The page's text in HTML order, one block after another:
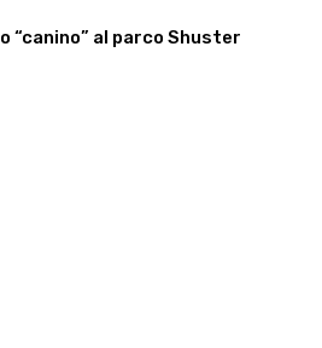
“canino” al parco Shuster